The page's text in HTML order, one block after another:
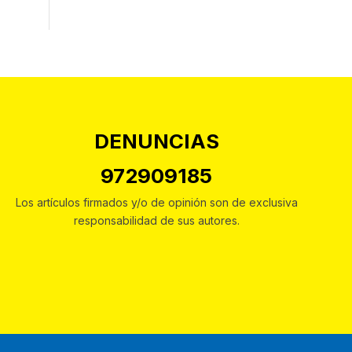
DENUNCIAS
972909185
Los artículos firmados y/o de opinión son de exclusiva
responsabilidad de sus autores.